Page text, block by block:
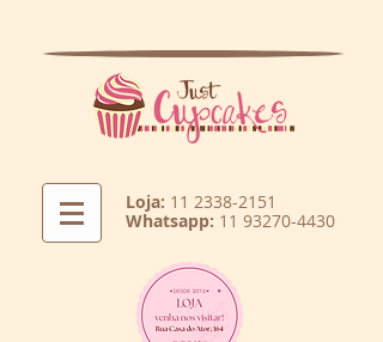
Loja: 11 2338-2151
Whatsapp: 11 93270-4430